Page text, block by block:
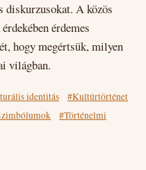
diskurzusokat. A közös
érdemes
hogy megértsük, milyen
világban.
identitás
#Kultúrtörténet
#Történelmi